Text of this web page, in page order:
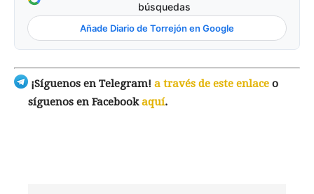
búsquedas
Añade Diario de Torrejón en Google
¡Síguenos en Telegram! a través de este enlace o
síguenos en Facebookaquí.